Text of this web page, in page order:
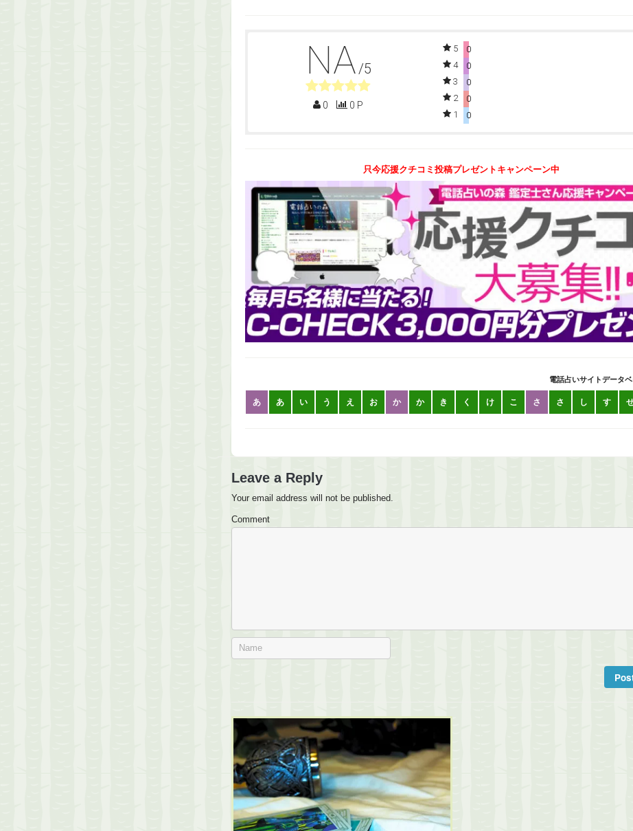
NA /5
0 0 P
5
0
4
0
3
0
2
0
1
0
只今応援クチコミ投稿プレゼントキャンペーン中
電話占いサイトデータ
あ あ い う え お か か き く け こ さ さ し す
Leave a Reply
Your email address will not be published.
Comment